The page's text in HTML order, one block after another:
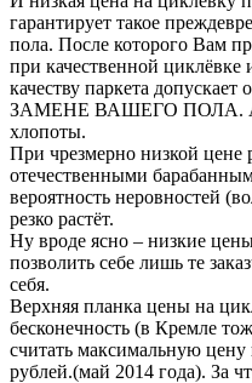
гарантирует такое
пола. После которого Вам
при качественной циклёвке
качеству паркета
ЗАМЕНЕ ВАШЕГО ПОЛА. А
хлопоты.
При чрезмерно низкой цене
отечественными
вероятность неровностей
резко растёт.
Ну вроде ясно – низкие
позволить себе лишь те
себя.
Верхняя планка цены на
бесконечность (в Кремле
считать максимальную
рублей.(май 2014 года). За